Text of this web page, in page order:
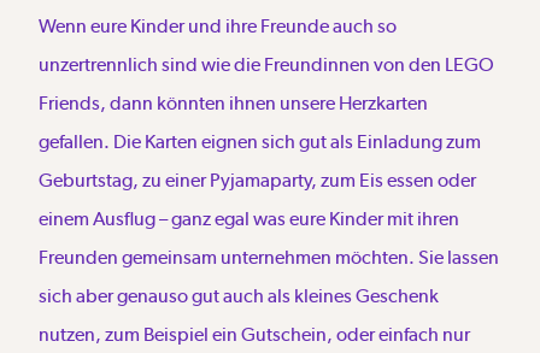
Wenn eure Kinder und ihre Freunde auch so
unzertrennlich sind wie die Freundinnen von den LEGO
Friends, dann könnten ihnen unsere Herzkarten
gefallen. Die Karten eignen sich gut als Einladung zum
Geburtstag, zu einer Pyjamaparty, zum Eis essen oder
einem Ausflug – ganz egal was eure Kinder mit ihren
Freunden gemeinsam unternehmen möchten. Sie lassen
sich aber genauso gut auch als kleines Geschenk
nutzen, zum Beispiel ein Gutschein, oder einfach nur